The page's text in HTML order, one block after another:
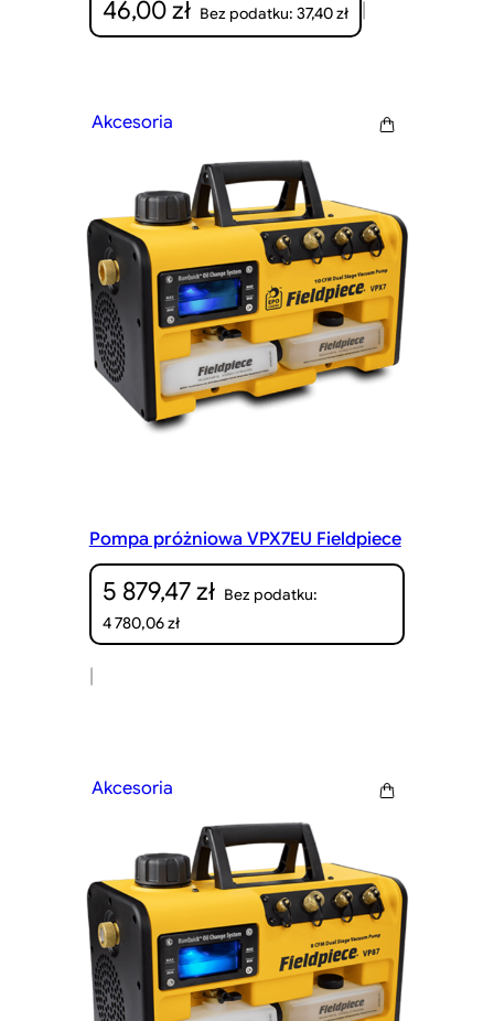
46,00zł Bez podatku: 37,40zł |
Akcesoria
Pompa próżniowa VPX7EU Fieldpiece
5 879,47zł Bez podatku:
4 780,06zł
|
Akcesoria